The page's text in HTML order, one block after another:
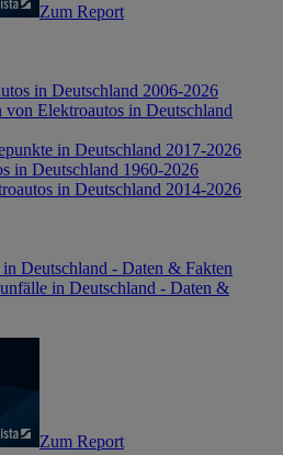
Zum Report
in Deutschland 2006-2026
von Elektroautos in Deutschland
in Deutschland 2017-2026
in Deutschland 1960-2026
in Deutschland 2014-2026
Deutschland - Daten & Fakten
in Deutschland - Daten &
Zum Report